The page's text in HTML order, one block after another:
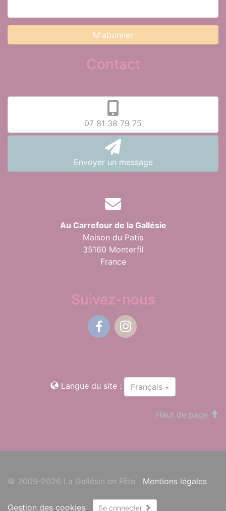
Contact
07 81 38 79 75
Envoyer un message
Au Carrefour de la Gallésie
Maison du Patis
35160 Monterfil
France
Suivez-nous
Langue du site : Français
Haut de page
© 2009-2026 La Gallésie en Fête Mentions légales
Gestion des cookies Se connecter